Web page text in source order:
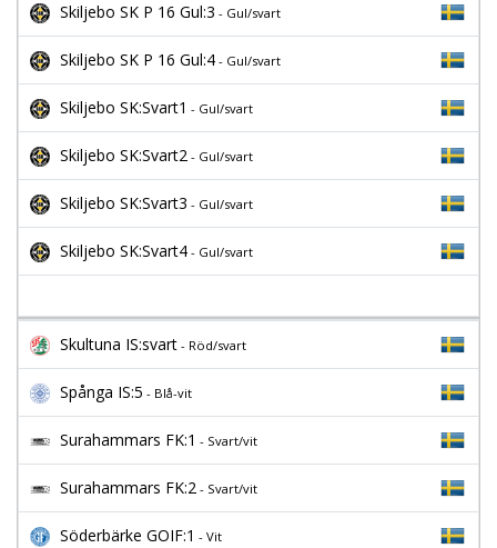
Skiljebo SK P 16 Gul:3 - Gul/svart
Skiljebo SK P 16 Gul:4 - Gul/svart
Skiljebo SK:Svart1 - Gul/svart
Skiljebo SK:Svart2 - Gul/svart
Skiljebo SK:Svart3 - Gul/svart
Skiljebo SK:Svart4 - Gul/svart
Skultuna IS:svart - Röd/svart
Spånga IS:5 - Blå-vit
Surahammars FK:1 - Svart/vit
Surahammars FK:2 - Svart/vit
Söderbärke GOIF:1 - Vit